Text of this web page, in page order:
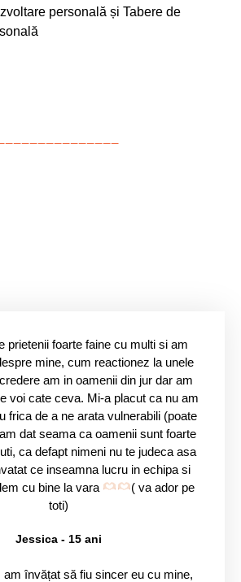
personală și Tabere de
prietenii foarte faine cu multi si am
mine, cum reactionez la unele
am in oamenii din jur dar am
voi cate ceva. Mi-a placut ca nu am
frica de a ne arata vulnerabili (poate
dat seama ca oamenii sunt foarte
ca defapt nimeni nu te judeca asa
ce inseamna lucru in echipa si
cu bine la vara
( va ador pe
toti)
Jessica - 15 ani
am învățat să fiu sincer eu cu mine,